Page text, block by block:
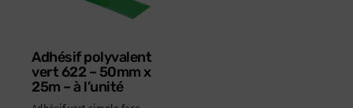
Adhésif polyvalent
vert 622 – 50mm x
25m – à l’unité